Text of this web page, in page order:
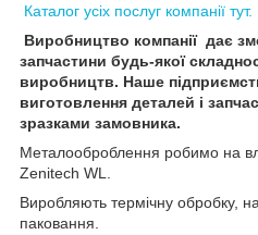
Каталог усіх послуг компанії тут.
Виробництво компанії дає
запчастини будь-якої
виробництв. Наше
виготовлення деталей і
зразками замовника.
Металооброблення робимо на
Zenitech WL.
Виробляють термічну обробку,
паковання.